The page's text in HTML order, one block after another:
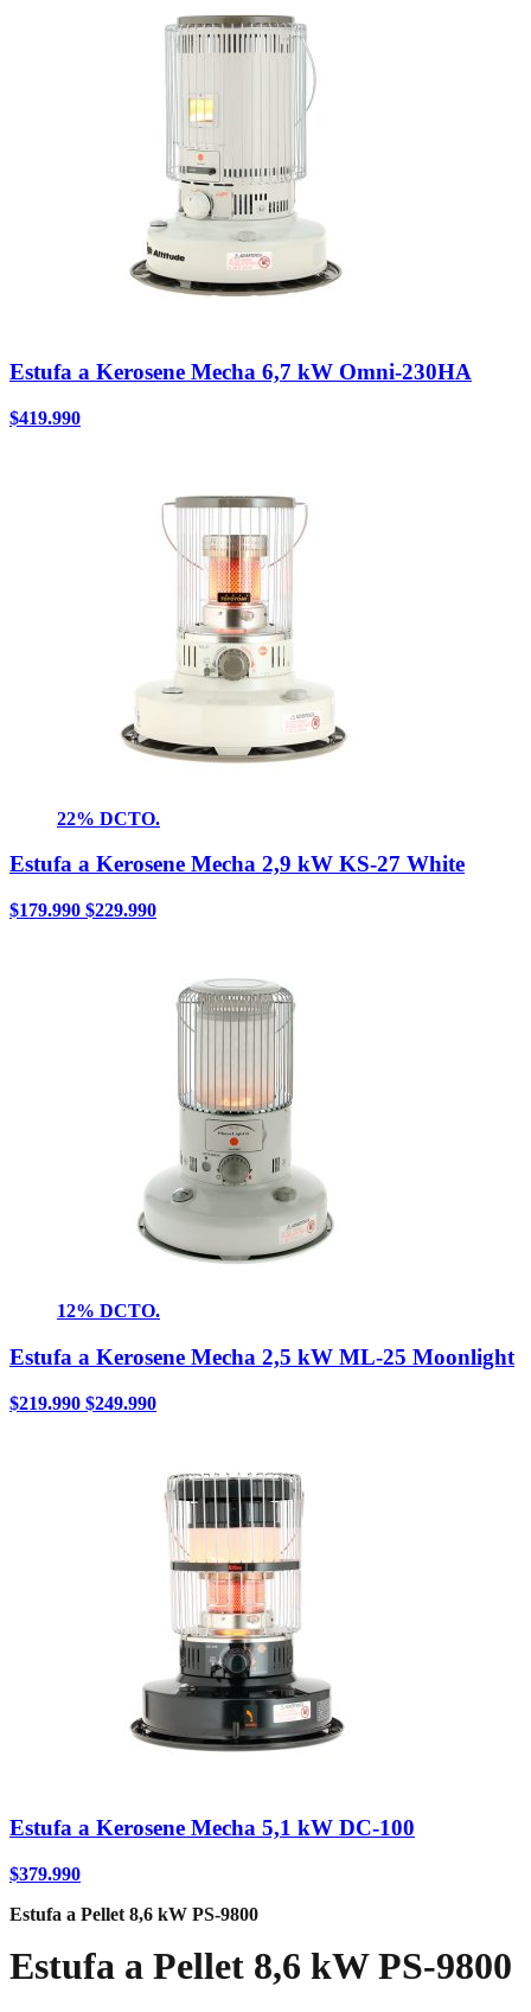
Estufa a Kerosene Mecha 6,7 kW Omni-230HA
$419.990
22% DCTO.
Estufa a Kerosene Mecha 2,9 kW KS-27 White
$179.990 $229.990
12% DCTO.
Estufa a Kerosene Mecha 2,5 kW ML-25 Moonlight
$219.990 $249.990
Estufa a Kerosene Mecha 5,1 kW DC-100
$379.990
Estufa a Pellet 8,6 kW PS-9800
Estufa a Pellet 8,6 kW PS-9800